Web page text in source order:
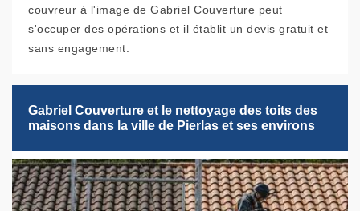
couvreur à l'image de Gabriel Couverture peut
s'occuper des opérations et il établit un devis gratuit et
sans engagement.
Gabriel Couverture et le nettoyage des toits des
maisons dans la ville de Pierlas et ses environs